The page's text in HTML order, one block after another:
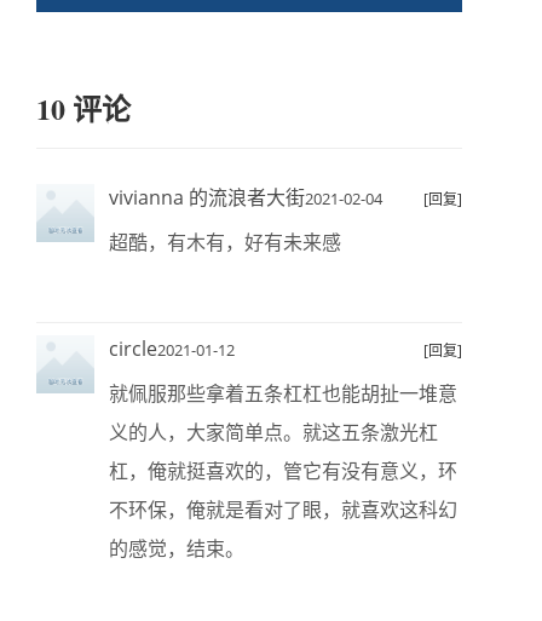
10 评论
vivianna 的流浪者大街2021-02-04 [回复]
超酷，有木有，好有未来感
circle2021-01-12 [回复]
就佩服那些拿着五条杠杠也能胡扯一堆意
义的人，大家简单点。就这五条激光杠
杠，俺就挺喜欢的，管它有没有意义，环
不环保，俺就是看对了眼，就喜欢这科幻
的感觉，结束。